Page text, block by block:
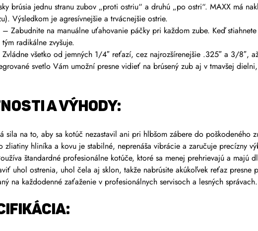
brúsia jednu stranu zubov „proti ostriu“ a druhú „po ostri“. MAXX má
Výsledkom je agresívnejšie a trvácnejšie ostrie.
– Zabudnite na manuálne uťahovanie páčky pri každom zube. Keď
radikálne zvyšuje.
všetko od jemných 1/4″ reťazí, cez najrozšírenejšie .325″ a 3/8″,
svetlo Vám umožní presne vidieť na brúsený zub aj v tmavšej
A VÝHODY:
sila na to, aby sa kotúč nezastavil ani pri hlbšom zábere do poškodeného
zliatiny hliníka a kovu je stabilné, neprenáša vibrácie a zaručuje precízny
štandardné profesionálne kotúče, ktoré sa menej prehrievajú a majú
uhol ostrenia, uhol čela aj sklon, takže nabrúsite akúkoľvek reťaz presne
na každodenné zaťaženie v profesionálnych servisoch a lesných správach.